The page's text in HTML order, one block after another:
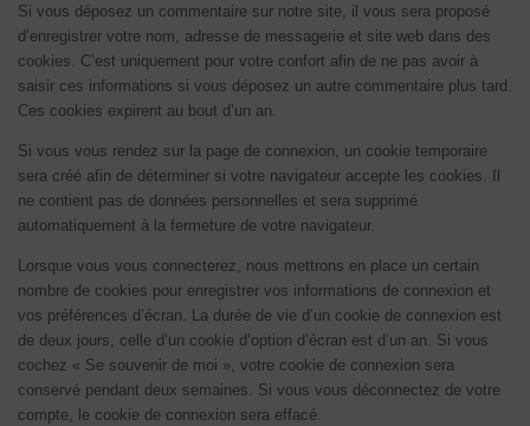
Si vous déposez un commentaire sur notre site, il vous sera proposé
d’enregistrer votre nom, adresse de messagerie et site web dans des
cookies. C’est uniquement pour votre confort afin de ne pas avoir à
saisir ces informations si vous déposez un autre commentaire plus tard.
Ces cookies expirent au bout d’un an.
Si vous vous rendez sur la page de connexion, un cookie temporaire
sera créé afin de déterminer si votre navigateur accepte les cookies. Il
ne contient pas de données personnelles et sera supprimé
automatiquement à la fermeture de votre navigateur.
Lorsque vous vous connecterez, nous mettrons en place un certain
nombre de cookies pour enregistrer vos informations de connexion et
vos préférences d’écran. La durée de vie d’un cookie de connexion est
de deux jours, celle d’un cookie d’option d’écran est d’un an. Si vous
cochez « Se souvenir de moi », votre cookie de connexion sera
conservé pendant deux semaines. Si vous vous déconnectez de votre
compte, le cookie de connexion sera effacé.